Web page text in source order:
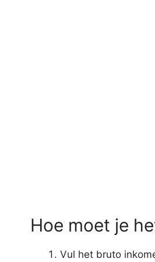
Hoe moet je
Vul het bruto